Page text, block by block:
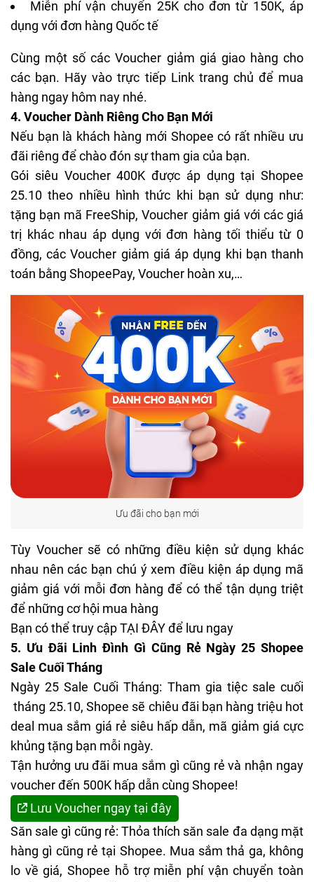
Miễn phí vận chuyển 25K cho đơn từ 150K, áp
dụng với đơn hàng Quốc tế
Cùng một số các Voucher giảm giá giao hàng cho
các bạn. Hãy vào trực tiếpLink trang chủ để mua
hàng ngay hôm nay nhé.
4. Voucher Dành Riêng Cho Bạn Mới
Nếu bạn là khách hàng mới Shopee có rất nhiều ưu
đãi riêng để chào đón sự tham gia của bạn.
Gói siêu Voucher 400K được áp dụng tại Shopee
25.10 theo nhiều hình thức khi bạn sử dụng như:
tặng bạn mã FreeShip, Voucher giảm giá với các giá
trị khác nhau áp dụng với đơn hàng tối thiểu từ 0
đồng, các Voucher giảm giá áp dụng khi bạn thanh
toán bằng ShopeePay, Voucher hoàn xu,…
Ưu đãi cho bạn mới
Tùy Voucher sẽ có những điều kiện sử dụng khác
nhau nên các bạn chú ý xem điều kiện áp dụng mã
giảm giá với mỗi đơn hàng để có thể tận dụng triệt
để những cơ hội mua hàng
Bạn có thể truy cậpTẠI ĐÂYđể lưu ngay
5. Ưu Đãi Linh Đình Gì Cũng Rẻ Ngày 25 Shopee
Sale Cuối Tháng
Ngày 25 Sale Cuối Tháng: Tham gia tiệc sale cuối
tháng 25.10, Shopee sẽ chiêu đãi bạn hàng triệu hot
deal mua sắm giá rẻ siêu hấp dẫn, mã giảm giá cực
khủng tặng bạn mỗi ngày.
Tận hưởng ưu đãi mua sắm gì cũng rẻ và nhận ngay
voucher đến 500K hấp dẫn cùng Shopee!
Lưu Voucher ngay tại đây
Săn sale gì cũng rẻ: Thỏa thích săn sale đa dạng mặt
hàng gì cũng rẻ tại Shopee. Mua sắm thả ga, không
lo về giá, Shopee hỗ trợ miễn phí vận chuyển toàn